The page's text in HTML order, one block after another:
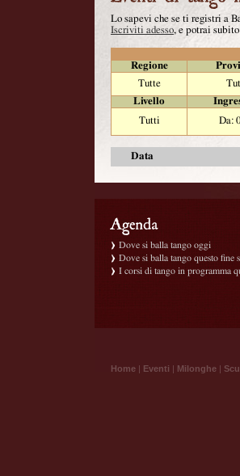
Lo sapevi che se ti registri a
Iscriviti adesso, e potrai
Regione
Tutte
Livello
Tutti
Da:
Data
Dove si balla tango oggi
Dove si balla tango questo fine
I corsi di tango in programma
Home | Eventi | Milonghe |